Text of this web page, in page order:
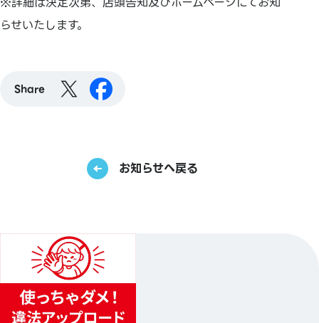
らせいたします。
Share
お知らせへ戻る